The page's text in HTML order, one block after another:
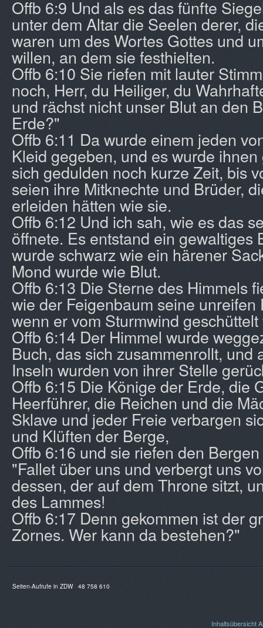
Offb 6:9 Und als es das fünfte
unter dem Altar die Seelen derer,
waren um des Wortes Gottes und
willen, an dem sie festhielten.
Offb 6:10 Sie riefen mit lauter
noch, Herr, du Heiliger, du
und rächst nicht unser Blut an den
Erde?"
Offb 6:11 Da wurde einem jeden
Kleid gegeben, und es wurde
sich gedulden noch kurze Zeit, bis
seien ihre Mitknechte und Brüder,
erleiden hätten wie sie.
Offb 6:12 Und ich sah, wie es das
öffnete. Es entstand ein gewaltiges
wurde schwarz wie ein härener
Mond wurde wie Blut.
Offb 6:13 Die Sterne des Himmels
wie der Feigenbaum seine unreifen
wenn er vom Sturmwind
Offb 6:14 Der Himmel wurde
Buch, das sich zusammenrollt, und
Inseln wurden von ihrer Stelle
Offb 6:15 Die Könige der Erde, die
Heerführer, die Reichen und die
Sklave und jeder Freie verbargen
und Klüften der Berge,
Offb 6:16 und sie riefen den
"Fallet über uns und verbergt uns
dessen, der auf dem Throne sitzt,
des Lammes!
Offb 6:17 Denn gekommen ist der
Zornes. Wer kann da bestehen?"
Seiten-Aufrufe in ZDW 48 758 610
Inhaltsübersicht